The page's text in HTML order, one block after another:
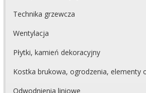
Technika grzewcza
Wentylacja
Płytki, kamień dekoracyjny
Kostka brukowa, ogrodzenia, elementy
Odwodnienia liniowe